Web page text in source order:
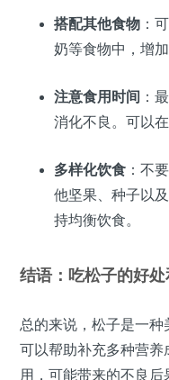
搭配其他食物 ：
奶等食物中，增
注意食用时间 ：
消化不良。可以
多样化饮食 ：不
他坚果、种子以
持均衡饮食。
结语：吃松子的好
总的来说，松子是一
可以帮助补充多种营
用，可能带来的不良后